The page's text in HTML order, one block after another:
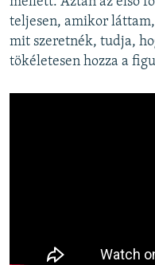
teljesen, amikor
mit szeretnék, tudja,
tökéletesen hozza a